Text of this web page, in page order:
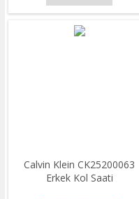
Calvin Klein CK25200063
Erkek Kol Saati